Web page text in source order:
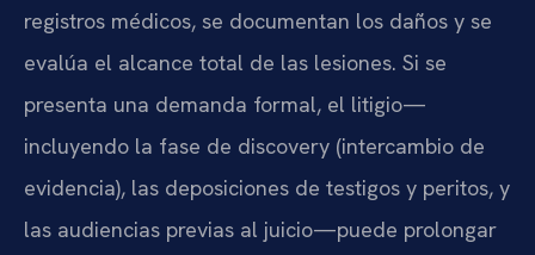
registros médicos, se documentan los daños y se
evalúa el alcance total de las lesiones. Si se
presenta una demanda formal, el litigio—
incluyendo la fase de discovery (intercambio de
evidencia), las deposiciones de testigos y peritos, y
las audiencias previas al juicio—puede prolongar